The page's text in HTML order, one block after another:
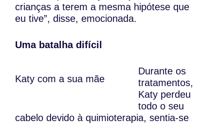
crianças a terem a mesma hipótese que
eu tive”, disse, emocionada.
Uma batalha difícil
Katy com a sua mãe
Durante os
tratamentos,
Katy perdeu
todo o seu
cabelo devido à quimioterapia, sentia-se